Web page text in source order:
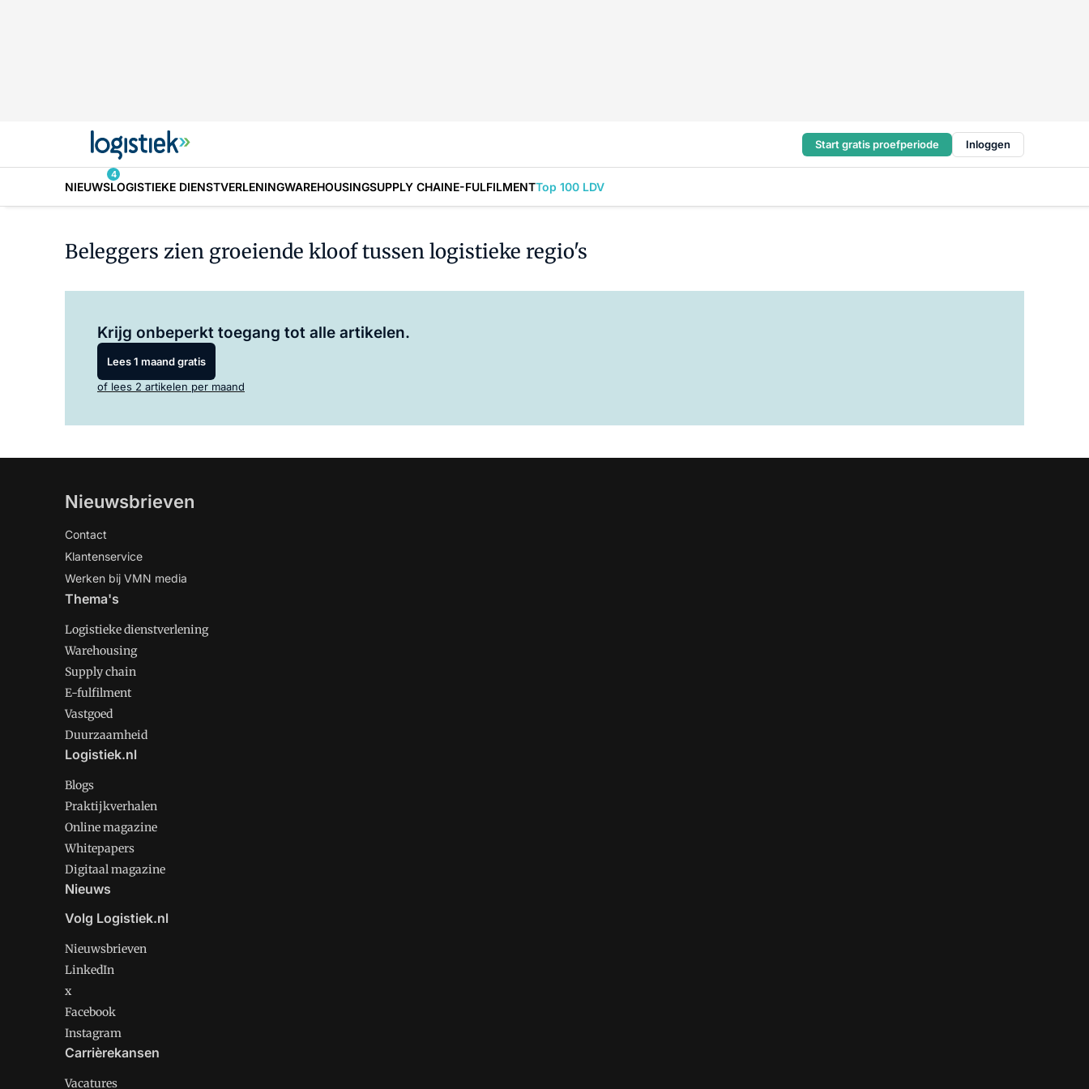
Start gratis proefperiode Inloggen
NIEUWS
4
LOGISTIEKE DIENSTVERLENINGWAREHOUSINGSUPPLY CHAINE-FULFILMENTTop 100 LDV
Beleggers zien groeiende kloof tussen logistieke regio's
Krijg onbeperkt toegang tot alle artikelen.
Lees 1 maand gratis
of lees 2 artikelen per maand
Nieuwsbrieven
Contact
Klantenservice
Werken bij VMN media
Thema's
Logistieke dienstverlening
Warehousing
Supply chain
E-fulfilment
Vastgoed
Duurzaamheid
Logistiek.nl
Blogs
Praktijkverhalen
Online magazine
Whitepapers
Digitaal magazine
Nieuws
Volg Logistiek.nl
Nieuwsbrieven
LinkedIn
x
Facebook
Instagram
Carrièrekansen
Vacatures